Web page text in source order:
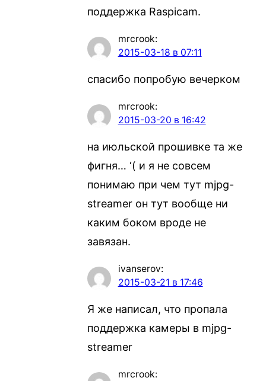
поддержка Raspicam.
mrcrook:
2015-03-18 в 07:11
спасибо попробую вечерком
mrcrook:
2015-03-20 в 16:42
на июльской прошивке та же
фигня… ‘( и я не совсем
понимаю при чем тут mjpg-
streamer он тут вообще ни
каким боком вроде не
завязан.
ivanserov:
2015-03-21 в 17:46
Я же написал, что пропала
поддержка камеры в mjpg-
streamer
mrcrook: